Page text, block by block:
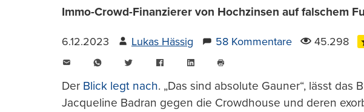
Immo-Crowd-Finanzierer von Hochzinsen auf falschem
6.12.2023 Lukas Hässig 58 Kommentare 45.298
WhatsAppTwitter FacebookLinkedIn
drucken
Der Blick legt nach. „Das sind absolute Gauner“, lässt das
Jacqueline Badran gegen die Crowdhouse und deren